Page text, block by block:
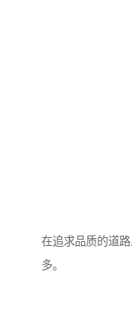
在追求品质的道
多。